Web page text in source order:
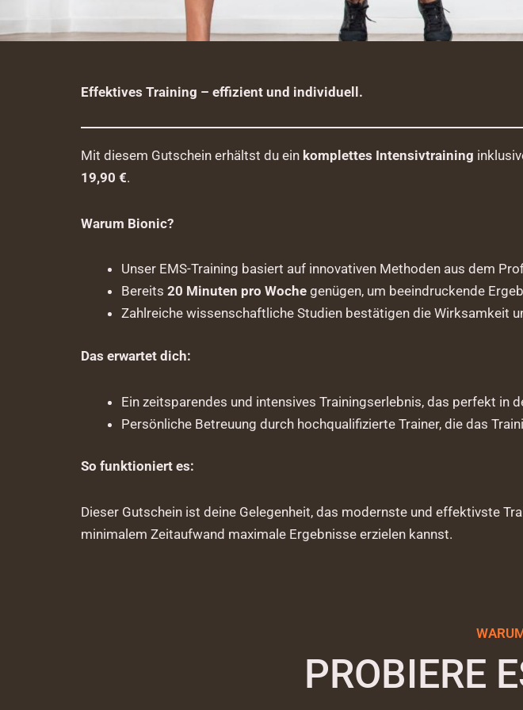
Effektives Training – effizient und individuell.
Mit diesem Gutschein erhältst du ein komplettes Intensivtraining
19,90 €.
Warum Bionic?
Unser EMS-Training basiert auf innovativen Methoden aus dem
Bereits 20 Minuten pro Woche genügen, um beeindruckende
Zahlreiche wissenschaftliche Studien bestätigen die Wirksamkeit
Das erwartet dich:
Ein zeitsparendes und intensives Trainingserlebnis, das perfekt in
Persönliche Betreuung durch hochqualifizierte Trainer, die das
So funktioniert es:
Dieser Gutschein ist deine Gelegenheit, das modernste und effektivste
minimalem Zeitaufwand maximale Ergebnisse erzielen kannst.
PROBIERE